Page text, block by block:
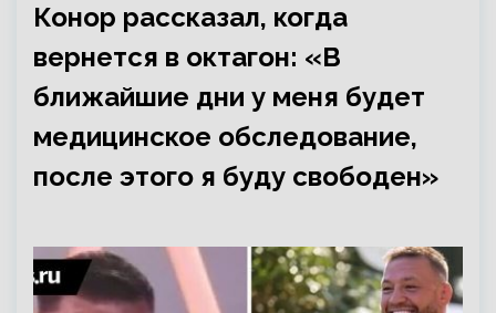
Конор рассказал, когда
вернется в октагон: «В
ближайшие дни у меня будет
медицинское обследование,
после этого я буду свободен»